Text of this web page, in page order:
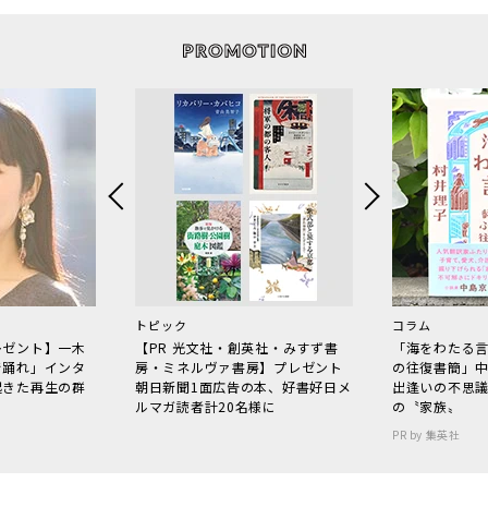
ント】一木
れ」インタ
た再生の群
トピック
【PR 光文社・創英社・みすず書
房・ミネルヴァ書房】プレゼント
朝日新聞1面広告の本、好書好日メ
ルマガ読者計20名様に
コラム
「海をわた
の往復書簡」
出逢いの不思
の〝家族〟
PR by 集英社